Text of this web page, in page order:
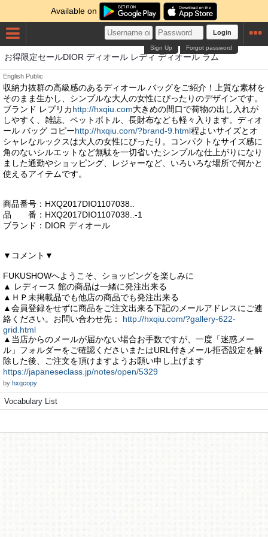
Available on
Login
Forgot password
Sign Up
お得限定セールDIOR ディオール レディ ディオール ラム
English Public
収納力抜群の高級感のあるディオール バッグをご紹介！上質な素材を
そのまま生かし、シンプルな大人の女性にぴったりのデザインです。
ブランド レプリカhttp://hxqiu.com大きめの間口で荷物の出し入れが
しやすく、雑誌、ペットボトル、長財布なども軽々入ります。ディオ
ール バッグ コピーhttp://hxqiu.com/?brand-9.html程よいサイズとオ
シャレなルックスは大人の女性にぴったり。コンパクトなサイズ感に
角のないシルエットなど無駄を一切省いたシンプルな仕上がりになり
ました通勤やショッピング、レジャーなど、いろいろな場所で何かと
使えるアイテムです。
商品番号：HXQ2017DIO1107038..
品 番：HXQ2017DIO1107038..-1
ブランド：DIOR ディオール
▼コメント▼
FUKUSHOWへようこそ、ショッピングを楽しみに
▲ レディース 館の商品は一緒に発注出来る
▲ＨＰ未掲載品でも他店の商品でも発注出来る
▲会員登録をせずに商品をご注文出来る下記のメールアドレスにご連
絡ください。お問い合わせ先： http://hxqiu.com/?gallery-622-
grid.html
▲当店からのメールが届かない場合お手数ですが、一度「迷惑メー
ル」フォルダーをご確認くださいまたはURL付きメール拒否設定を解
除した後、ご注文を頂けますようお願い申し上げます
https://japaneseclass.jp/notes/open/5329
by hxqcopy
Vocabulary List